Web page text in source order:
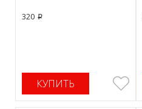
320 p
КУПИТЬ